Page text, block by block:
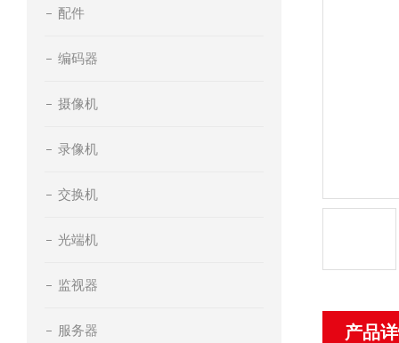
配件
编码器
摄像机
录像机
交换机
光端机
监视器
服务器 产品